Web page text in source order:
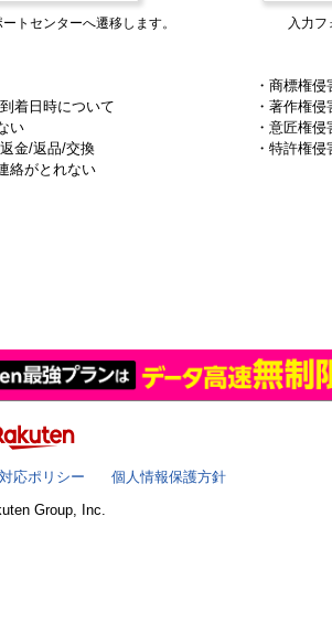
トセンターへ遷移します。
着日時について
い
金/返品/交換
絡がとれない
入力フ
・商標権侵
・著作権侵
・意匠権侵
・特許権侵
応ポリシー
個人情報保護方針
Group, Inc.